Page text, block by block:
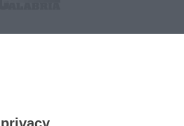
P.IVA. 03199620794, Via del mare 6/G,
Iscrizione tribunale di Lamezia Terme 5/